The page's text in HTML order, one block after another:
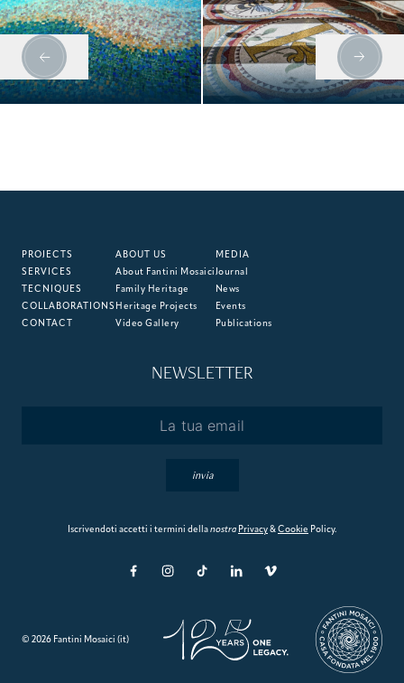
PROJECTS
SERVICES
TECNIQUES
COLLABORATIONS
CONTACT
ABOUT US
About Fantini Mosaici
Family Heritage
Heritage Projects
Video Gallery
MEDIA
Journal
News
Events
Publications
NEWSLETTER
invia
Iscrivendoti accetti i termini dellanostra Privacy&Cookie Policy.
© 2026 Fantini Mosaici (it)